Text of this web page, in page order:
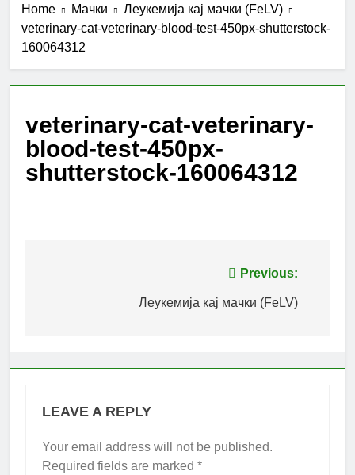
Home Мачки
Леукемија кај мачки (FeLV)
veterinary-cat-veterinary-blood-test-450px-shutterstock-
160064312
veterinary-cat-veterinary-
blood-test-450px-
shutterstock-160064312
Previous:
Леукемија кај мачки (FeLV)
LEAVE A REPLY
Your email address will not be published.
Required fields are marked *